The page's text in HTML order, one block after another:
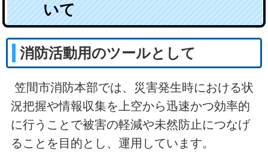
いて
消防活動用のツールとして
笠間市消防本部では、災害発生時における状
況把握や情報収集を上空から迅速かつ効率的
に行うことで被害の軽減や未然防止につなげ
ることを目的とし、運用しています。